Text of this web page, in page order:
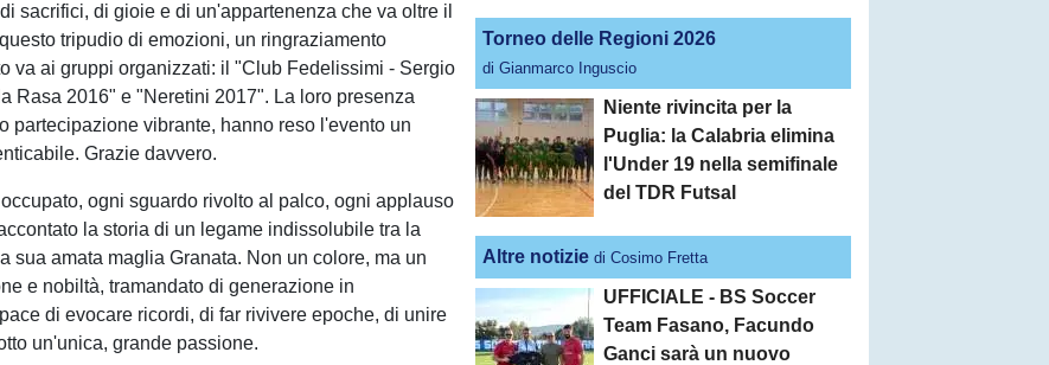
sacrifici, di gioie e di un'appartenenza che va oltre il
tripudio di emozioni, un ringraziamento
va ai gruppi organizzati: il "Club Fedelissimi - Sergio
Rasa 2016" e "Neretini 2017". La loro presenza
partecipazione vibrante, hanno reso l'evento un
Grazie davvero.
ogni sguardo rivolto al palco, ogni applauso
la storia di un legame indissolubile tra la
sua amata maglia Granata. Non un colore, ma un
e nobiltà, tramandato di generazione in
di evocare ricordi, di far rivivere epoche, di unire
un'unica, grande passione.
Torneo delle Regioni 2026
di Gianmarco Inguscio
Niente rivincita per la
Puglia: la Calabria elimina
l'Under 19 nella semifinale
del TDR Futsal
Altre notizie di Cosimo Fretta
UFFICIALE - BS Soccer
Team Fasano, Facundo
Ganci sarà un nuovo